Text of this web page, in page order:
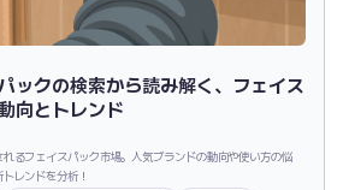
ックの検索から読み解く、フェイス
向とトレンド
るフェイスパック市場。人気ブランドの動向や使い方の悩
レンドを分析！